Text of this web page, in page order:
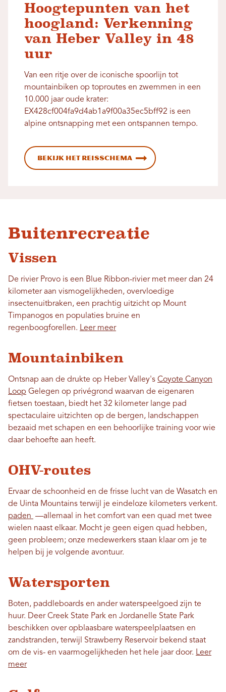
Hoogtepunten van het
hoogland: Verkenning
van Heber Valley in 48
uur
Van een ritje over de iconische spoorlijn tot
mountainbiken op toproutes en zwemmen in een
10.000 jaar oude krater:
EX428cf004fa9d4ab1a9f00a35ec5bff92 is een
alpine ontsnapping met een ontspannen tempo.
Bekijk het reisschema
Buitenrecreatie
Vissen
De rivier Provo is een Blue Ribbon-rivier met meer dan 24
kilometer aan vismogelijkheden, overvloedige
insectenuitbraken, een prachtig uitzicht op Mount
Timpanogos en populaties bruine en
regenboogforellen. Leer meer
Mountainbiken
Ontsnap aan de drukte op Heber Valley's Coyote Canyon
Loop Gelegen op privégrond waarvan de eigenaren
fietsen toestaan, biedt het 32 ​​kilometer lange pad
spectaculaire uitzichten op de bergen, landschappen
bezaaid met schapen en een behoorlijke training voor wie
daar behoefte aan heeft.
OHV-routes
Ervaar de schoonheid en de frisse lucht van de Wasatch en
de Uinta Mountains terwijl je eindeloze kilometers verkent.
paden —allemaal in het comfort van een quad met twee
wielen naast elkaar. Mocht je geen eigen quad hebben,
geen probleem; onze medewerkers staan ​​klaar om je te
helpen bij je volgende avontuur.
Watersporten
Boten, paddleboards en ander waterspeelgoed zijn te
huur. Deer Creek State Park en Jordanelle State Park
beschikken over opblaasbare waterspeelplaatsen en
zandstranden, terwijl Strawberry Reservoir bekend staat
om de vis- en vaarmogelijkheden het hele jaar door. Leer
meer